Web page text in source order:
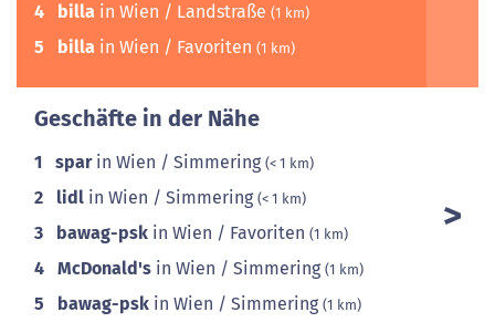
4 billa in Wien / Landstraße (1 km)
5 billa in Wien / Favoriten (1 km)
Geschäfte in der Nähe
1 sparin Wien / Simmering (< 1 km)
2 lidl in Wien / Simmering (< 1 km)
3 bawag-psk in Wien / Favoriten (1 km)
4 McDonald's in Wien / Simmering (1 km)
5 bawag-psk in Wien / Simmering (1 km)